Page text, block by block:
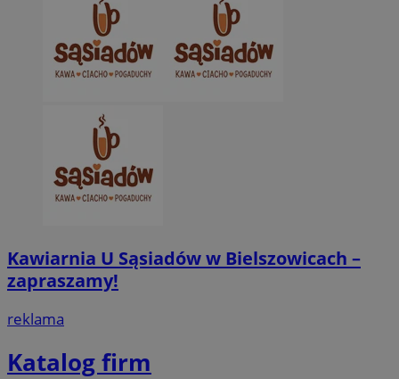
Kawiarnia U Sąsiadów w Bielszowicach –
zapraszamy!
reklama
Katalog firm